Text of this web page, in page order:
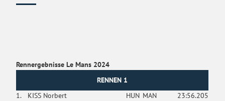
Rennergebnisse Le Mans 2024
RENNEN 1
1.
KISS Norbert HUN MAN
23:56.205